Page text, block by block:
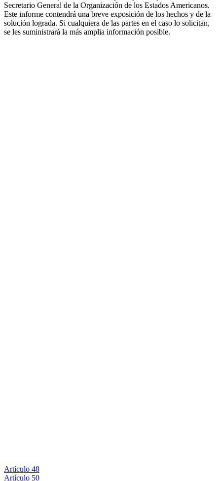
Secretario General de la Organización de los Estados Americanos.
Este informe contendrá una breve exposición de los hechos y de la
solución lograda. Si cualquiera de las partes en el caso lo solicitan,
se les suministrará la más amplia información posible.
Artículo 48
Artículo 50